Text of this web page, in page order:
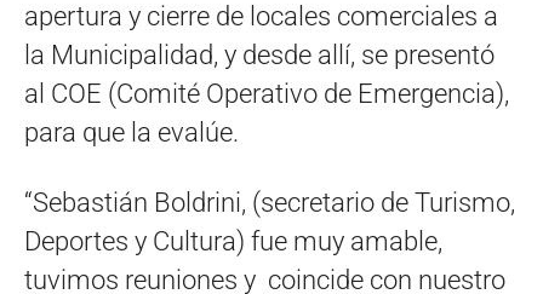
apertura y cierre de locales comerciales a
la Municipalidad, y desde allí, se presentó
al COE (Comité Operativo de Emergencia),
para que la evalúe.
“Sebastián Boldrini, (secretario de Turismo,
Deportes y Cultura) fue muy amable,
tuvimos reuniones y coincide con nuestro